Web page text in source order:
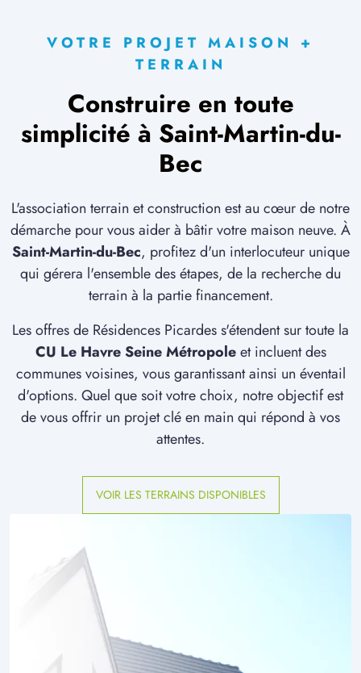
VOTRE PROJET MAISON +
TERRAIN
Construire en toute
simplicité à Saint-Martin-du-
Bec
L'association terrain et construction est au cœur de notre
démarche pour vous aider à bâtir votre maison neuve. À
Saint-Martin-du-Bec, profitez d'un interlocuteur unique
qui gérera l'ensemble des étapes, de la recherche du
terrain à la partie financement.
Les offres de Résidences Picardes s'étendent sur toute la
CU Le Havre Seine Métropoleet incluent des
communes voisines, vous garantissant ainsi un éventail
d'options. Quel que soit votre choix, notre objectif est
de vous offrir un projet clé en main qui répond à vos
attentes.
VOIR LES TERRAINS DISPONIBLES